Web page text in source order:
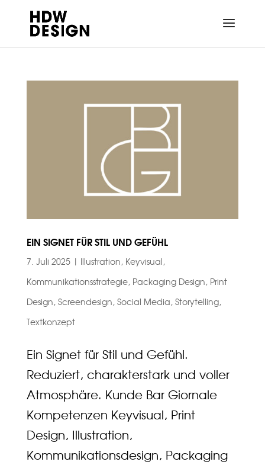
EIN SIGNET FÜR STIL UND GEFÜHL
7. Juli 2025| Illustration, Keyvisual,
Kommunikationsstrategie, Packaging Design, Print
Design, Screendesign, Social Media, Storytelling,
Textkonzept
Ein Signet für Stil und Gefühl.
Reduziert, charakterstark und voller
Atmosphäre. Kunde Bar Giornale
Kompetenzen Keyvisual, Print
Design, Illustration,
Kommunikationsdesign, Packaging